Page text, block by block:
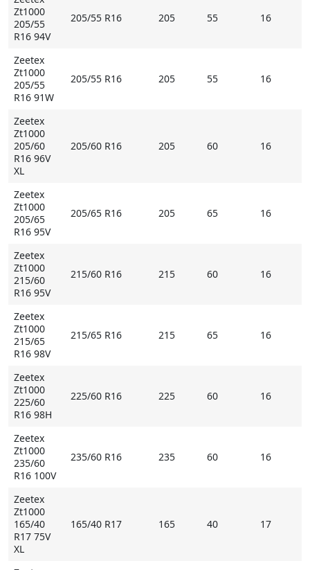
Zt1000
205/55
R16 94V
205/55 R16 205 55 16
Zeetex
Zt1000
205/55
R16 91W
205/55 R16 205 55 16
Zeetex
Zt1000
205/60
R16 96V
XL
205/60 R16 205 60 16
Zeetex
Zt1000
205/65
R16 95V
205/65 R16 205 65 16
Zeetex
Zt1000
215/60
R16 95V
215/60 R16 215 60 16
Zeetex
Zt1000
215/65
R16 98V
215/65 R16 215 65 16
Zeetex
Zt1000
225/60
R16 98H
225/60 R16 225 60 16
Zeetex
Zt1000
235/60
R16 100V
235/60 R16 235 60 16
Zeetex
Zt1000
165/40
R17 75V
XL
165/40 R17 165 40 17